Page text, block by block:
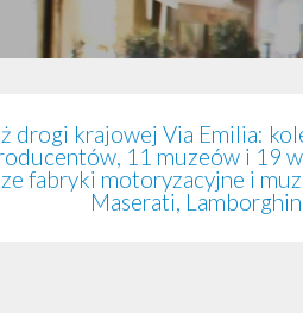
drogi krajowej Via Emilia:
11 muzeów i 19
fabryki motoryzacyjne i
Maserati,